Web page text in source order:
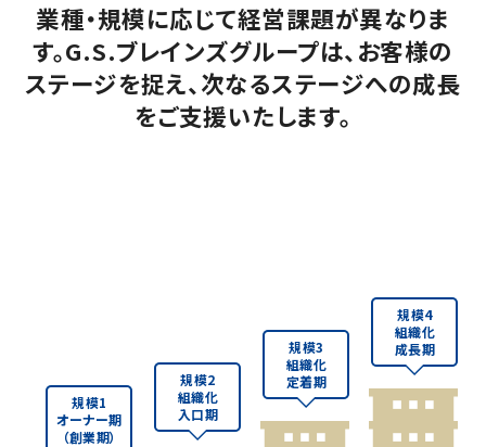
業種・規模に応じて経営課題が異なりま
す。G.S.ブレインズグループは、お客様の
ステージを捉え、次なるステージへの成長
をご支援いたします。
規模1
オーナー期
（創業期）
規模2
組織化
入口期
規模3
組織化
定着期
規模4
組織化
成長期